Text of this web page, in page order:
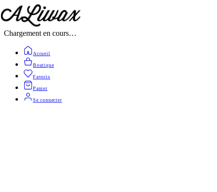
Chargement en cours…
Accueil
Boutique
Favoris
Panier
Se connecter